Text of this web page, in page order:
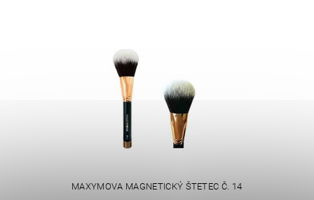
MAXYMOVA MAGNETICKÝ ŠTETEC Č. 14